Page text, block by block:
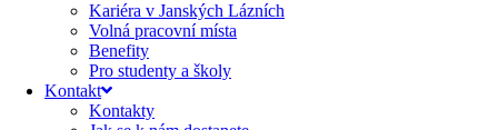
Kariéra v Janských Lázních
Volná pracovní místa
Benefity
Pro studenty a školy
Kontakt
Kontakty